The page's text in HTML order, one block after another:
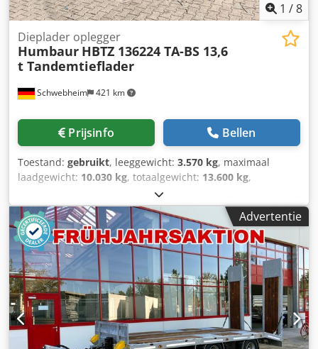
1 /8
Schwebheim 421 km
Dieplader oplegger
Humbaur HBTZ 136224 TA-BS 13,6
t Tandemtieflader
Prijsinfo Bellen
Toestand: gebruikt, leeggewicht: 3.570 kg, maximaal
laadgewicht: 10.030 kg, totaalgewicht: 13.600 kg,
, eerste registratie:
laadruimte lengte:6.300 mm, laadruimtebreedte:2.470
mm, ophanging: overig, bandenmaten:205/65R17,5 --
-/124J, kleur:overig, soort overbrenging:overig,
voorbandmaat: 205/65R17,5 ---/124J, achterbandmaat:
205/65R17,5 ---/124J
, bestuurderscabine: overig,
emissieklasse:geen, Uitrusting:ABS, luchtdrukrem,
Laadhoogte ca. 820 mm, 10 sjorogen, -- Drukfouten,
vergissingen en wijzigingen voorbehouden,
voorbeeldafbeeldingen --, Meer gegevens onder: !, Meer
details: ! Crjdpfxszr R T Nj Aitof
Advertentie